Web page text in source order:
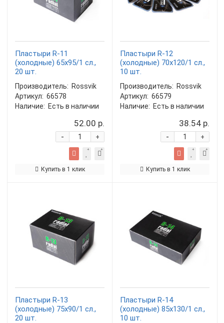
Пластыри R-11
(холодные) 65х95/1 сл.,
20 шт.
Производитель: Rossvik
Артикул: 66578
Наличие: Есть в наличии
52.00 р.
+
-
Купить в 1 клик
Пластыри R-12
(холодные) 70х120/1 сл.,
10 шт.
Производитель: Rossvik
Артикул: 66579
Наличие: Есть в наличии
38.54 р.
+
-
Купить в 1 клик
Пластыри R-13
(холодные) 75х90/1 сл.,
20 шт.
Пластыри R-14
(холодные) 85х130/1 сл.,
10 шт.